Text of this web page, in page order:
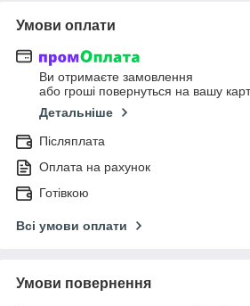
Умови оплати
Ви отримаєте замовлення
або гроші повернуться на вашу
Детальніше
Післяплата
Оплата на рахунок
Готівкою
Всі умови оплати
Умови повернення